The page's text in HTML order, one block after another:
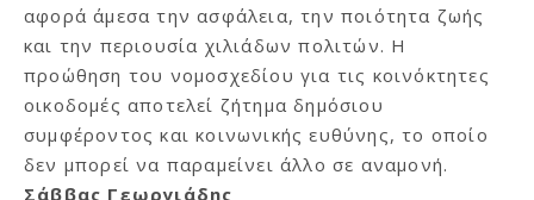
αφορά άμεσα την ασφάλεια, την ποιότητα ζωής
και την περιουσία χιλιάδων πολιτών. Η
προώθηση του νομοσχεδίου για τις κοινόκτητες
οικοδομές αποτελεί ζήτημα δημόσιου
συμφέροντος και κοινωνικής ευθύνης, το οποίο
δεν μπορεί να παραμείνει άλλο σε αναμονή.
Σάββας Γεωργιάδης